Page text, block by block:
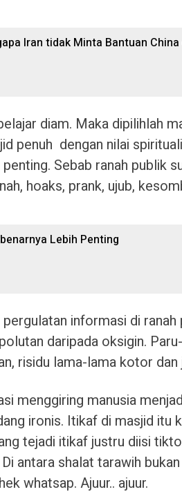
Iran tidak Minta Bantuan China
diam. Maka dipilihlah
penuh dengan nilai
Sebab ranah publik
hoaks, prank, ujub,
Lebih Penting
informasi di ranah
daripada oksigin.
risidu lama-lama kotor dan
menggiring manusia
ironis. Itikaf di masjid itu
tejadi itikaf justru diisi
antara shalat tarawih
whatsap. Ajuur.. ajuur.